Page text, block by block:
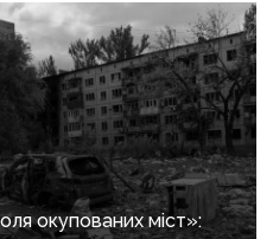
окупованих міст»: